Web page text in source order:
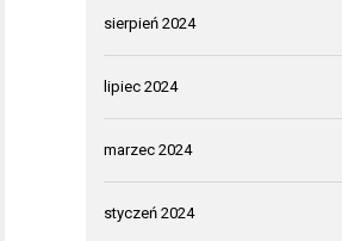
sierpień 2024
lipiec 2024
marzec 2024
styczeń 2024